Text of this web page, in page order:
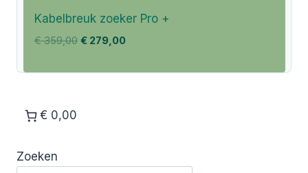
Kabelbreuk zoeker Pro +
€359,00 Oorspronkelijke
was:
€ 279,00Huidige
is:
€ 0,00
Zoeken